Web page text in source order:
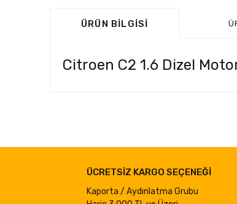
ÜRÜN BILGISI
Citroen C2 1.6 Dizel
Ürün açıklamasında eksik bilgiler bulunuyor.
Ürün bilgilerinde hatalar bulunuyor.
ÜCRETSİZ KARGO SEÇENEĞİ
Kaporta / Aydınlatma Grubu